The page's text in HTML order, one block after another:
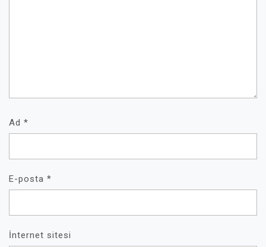
Ad *
E-posta *
İnternet sitesi